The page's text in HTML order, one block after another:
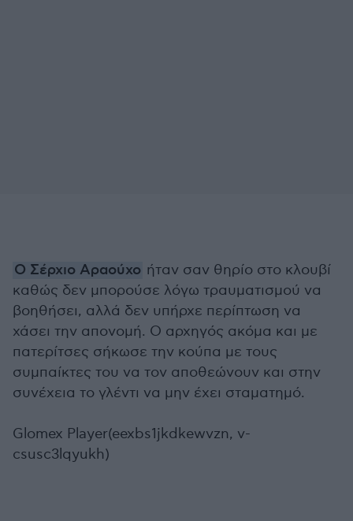
Ο Σέρχιο Αραούχο ήταν σαν θηρίο στο κλουβί
καθώς δεν μπορούσε λόγω τραυματισμού να
βοηθήσει, αλλά δεν υπήρχε περίπτωση να
χάσει την απονομή. Ο αρχηγός ακόμα και με
πατερίτσες σήκωσε την κούπα με τους
συμπαίκτες του να τον αποθεώνουν και στην
συνέχεια το γλέντι να μην έχει σταματημό.
Glomex Player(eexbs1jkdkewvzn, v-
csusc3lqyukh)